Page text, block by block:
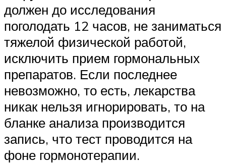
должен до исследования
поголодать 12 часов, не заниматься
тяжелой физической работой,
исключить прием гормональных
препаратов. Если последнее
невозможно, то есть, лекарства
никак нельзя игнорировать, то на
бланке анализа производится
запись, что тест проводится на
фоне гормонотерапии.